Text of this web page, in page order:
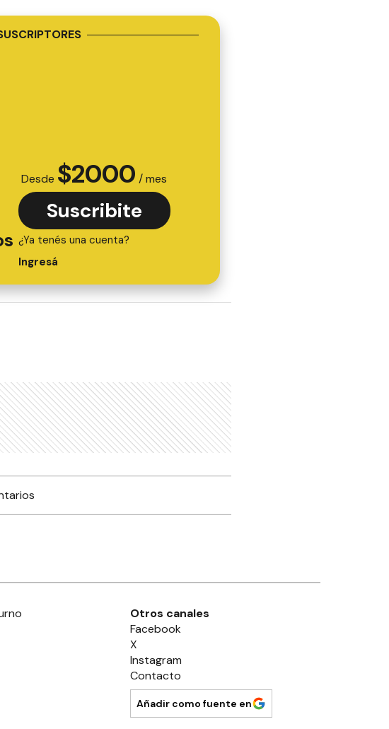
Desde $2000 / mes
Suscribite
¿Ya tenés una cuenta?
Ingresá
Otros canales
Facebook
X
Instagram
Contacto
Añadir como fuente en